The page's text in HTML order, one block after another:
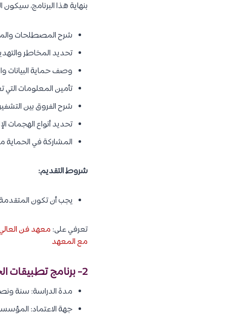
بنهاية هذا البرنامج، سيكون
شرح المصطلحات
تحديد المخاطر
وصف حماية البيانات
تأمين المعلومات التي
شرح الفروق بين
تحديد أنواع الهجمات
المشاركة في الحماية
شروط التقديم:
يجب أن تكون المتقدمة
تعرفي على: معهد فن العالي
مع المعهد
2- برنامج تطبيقات الحاسب المكتبية والسكرتارية:
مدة الدراسة: سنة
جهة الاعتماد: